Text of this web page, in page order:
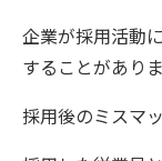
企業が採用活動
することがありま
採用後のミスマ